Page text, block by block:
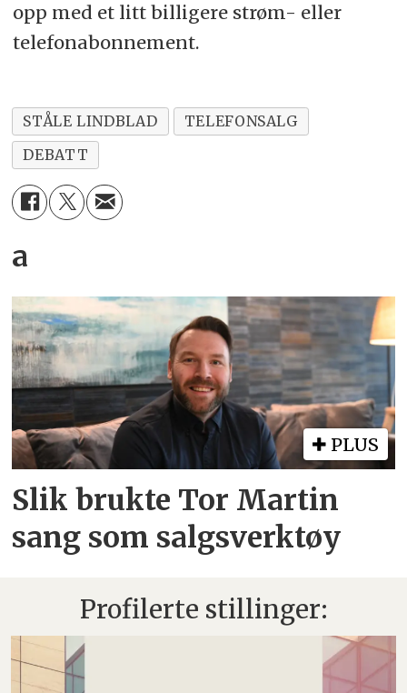
opp med et litt billigere strøm- eller
telefonabonnement.
STÅLE LINDBLAD
TELEFONSALG
DEBATT
a
PLUS
Slik brukte Tor Martin
sang som salgsverktøy
Profilerte stillinger: